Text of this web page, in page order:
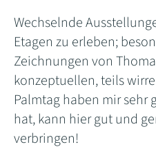
Wechselnde
Etagen zu erleben;
Zeichnungen von
konzeptuellen, teils
Palmtag haben mir sehr
hat, kann hier gut und
verbringen!